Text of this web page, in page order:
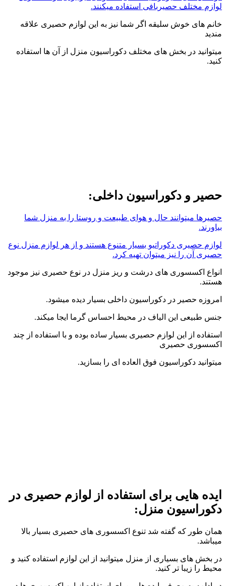
لوازم مختلف حصیربافی استفاده میکنند.
خانم های خوش سلیقه اگر شما نیز به این لوازم حصیری علاقه
مندید
میتوانید در بخش های مختلف دکوراسیون منزل از آن ها استفاده
کنید.
حصیر و دکوراسیون داخلی:
حصیرها میتوانند حال و هوای طبیعت و روستا را به منزل شما
بیاورند.
لوازم حصیری دکوراتیو بسیار متنوع هستند و از هر لوازم منزل نوع
حصیری آن را نیز میتوان تهیه کرد.
انواع اکسسوری های درشت و ریز منزل در نوع حصیری نیز موجود
هستند.
امروزه حصیر در دکوراسیون داخلی بسیار دیده میشود.
جنس طبیعی این الیاف در محیط احساس گرما ایجا میکند.
استفاده از این لوازم حصیری بسیار ساده بوده و با استفاده از چند
اکسسوری حصیری
میتوانید دکوراسیون فوق العاده ای را بسازید.
ایده هایی برای استفاده از لوازم حصیری در
دکوراسیون منزل:
همان طور که گفته شد تنوع اکسسوری های حصیری بسیار بالا
میباشد.
در بخش های بسیاری از منزل میتوانید از این لوازم استفاده کنید و
محیط را زیبا تر کنید.